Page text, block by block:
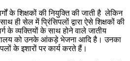
शिक्षकों की नियुक्ति की जाती है लेकिन
ही सेल में प्रिंसिपलों द्वारा ऐसे शिक्षकों की
के व्यक्तियों के साथ होने वाले जातीय
मंत्रालय को उनके आंकड़े भेजना आदि है। उनका
के इशारों पर कार्य करते हैं।